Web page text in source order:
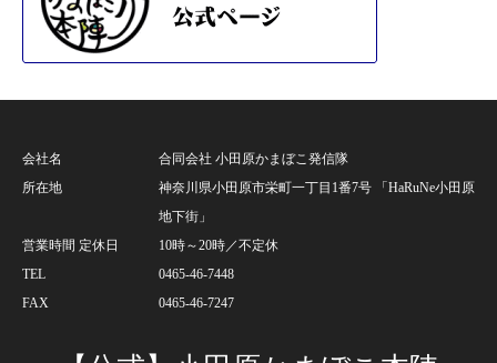
会社名
合同会社 小田原かまぼこ発信隊
所在地
神奈川県小田原市栄町一丁目1番7号 「HaRuNe小田原
地下街」
営業時間 定休日
10時～20時／不定休
TEL
0465-46-7448
FAX
0465-46-7247